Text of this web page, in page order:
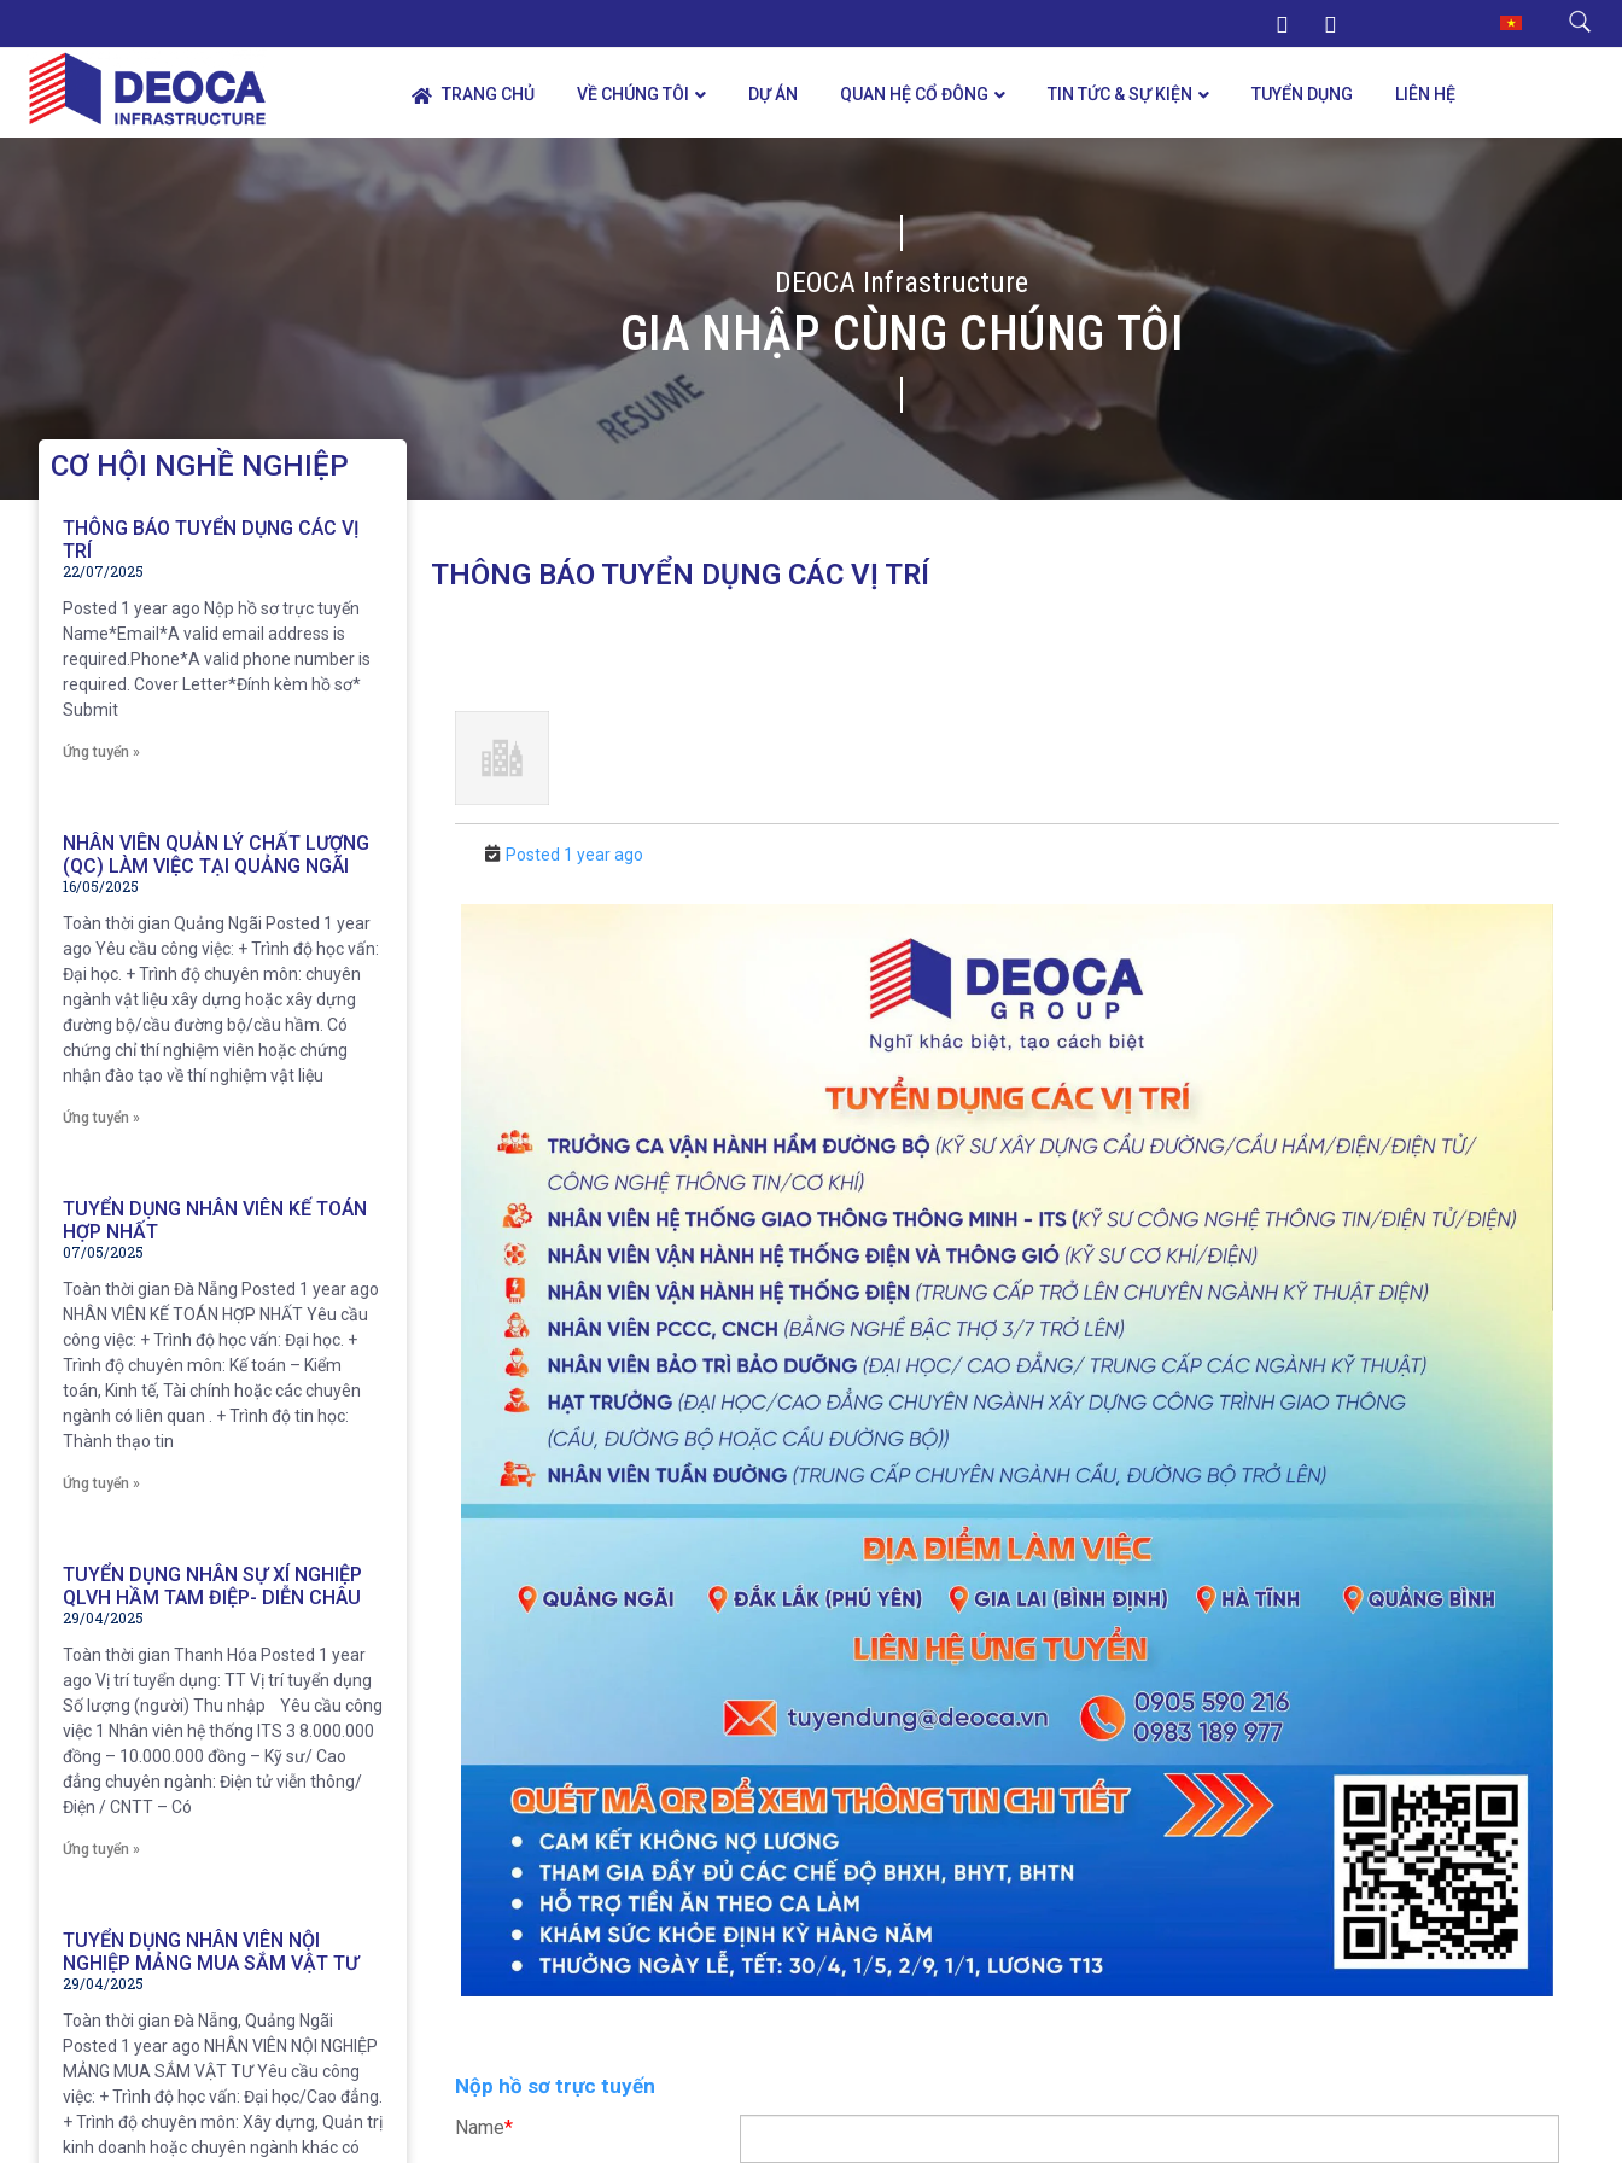
TRANG CHỦ VỀ CHÚNG TÔI DỰ ÁN QUAN HỆ CỔ ĐÔNG TIN TỨC & SỰ KIỆN TUYỂN DỤNG LIÊN HỆ
DEOCA Infrastructure
GIA NHẬP CÙNG CHÚNG TÔI
CƠ HỘI NGHỀ NGHIỆP
THÔNG BÁO TUYỂN DỤNG CÁC VỊ
TRÍ
22/07/2025
Posted 1 year ago Nộp hồ sơ trực tuyến
Name*Email*A valid email address is
required.Phone*A valid phone number is
required. Cover Letter*Đính kèm hồ sơ*
Submit
Ứng tuyển »
NHÂN VIÊN QUẢN LÝ CHẤT LƯỢNG
(QC) LÀM VIỆC TẠI QUẢNG NGÃI
16/05/2025
Toàn thời gian Quảng Ngãi Posted 1 year
ago Yêu cầu công việc: + Trình độ học vấn:
Đại học. + Trình độ chuyên môn: chuyên
ngành vật liệu xây dựng hoặc xây dựng
đường bộ/cầu đường bộ/cầu hầm. Có
chứng chỉ thí nghiệm viên hoặc chứng
nhận đào tạo về thí nghiệm vật liệu
Ứng tuyển »
TUYỂN DỤNG NHÂN VIÊN KẾ TOÁN
HỢP NHẤT
07/05/2025
Toàn thời gian Đà Nẵng Posted 1 year ago
NHÂN VIÊN KẾ TOÁN HỢP NHẤT Yêu cầu
công việc: + Trình độ học vấn: Đại học. +
Trình độ chuyên môn: Kế toán – Kiểm
toán, Kinh tế, Tài chính hoặc các chuyên
ngành có liên quan . + Trình độ tin học:
Thành thạo tin
Ứng tuyển »
TUYỂN DỤNG NHÂN SỰ XÍ NGHIỆP
QLVH HẦM TAM ĐIỆP- DIỄN CHÂU
29/04/2025
Toàn thời gian Thanh Hóa Posted 1 year
ago Vị trí tuyển dụng: TT Vị trí tuyển dụng
Số lượng (người) Thu nhập Yêu cầu công
việc 1 Nhân viên hệ thống ITS 3 8.000.000
đồng – 10.000.000 đồng – Kỹ sư/ Cao
đẳng chuyên ngành: Điện tử viễn thông/
Điện / CNTT – Có
Ứng tuyển »
TUYỂN DỤNG NHÂN VIÊN NỘI
NGHIỆP MẢNG MUA SẮM VẬT TƯ
29/04/2025
Toàn thời gian Đà Nẵng, Quảng Ngãi
Posted 1 year ago NHÂN VIÊN NỘI NGHIỆP
MẢNG MUA SẮM VẬT TƯ Yêu cầu công
việc: + Trình độ học vấn: Đại học/Cao đẳng.
+ Trình độ chuyên môn: Xây dựng, Quản trị
kinh doanh hoặc chuyên ngành khác có
THÔNG BÁO TUYỂN DỤNG CÁC VỊ TRÍ
Posted 1 year ago
Nộp hồ sơ trực tuyến
Name*